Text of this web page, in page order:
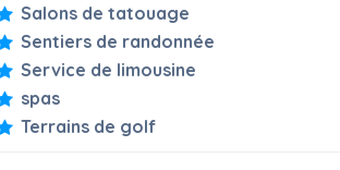
Salons de tatouage
Sentiers de randonnée
Service de limousine
spas
Terrains de golf